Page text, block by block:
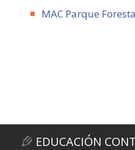
MAC Parque
EDUCACIÓN